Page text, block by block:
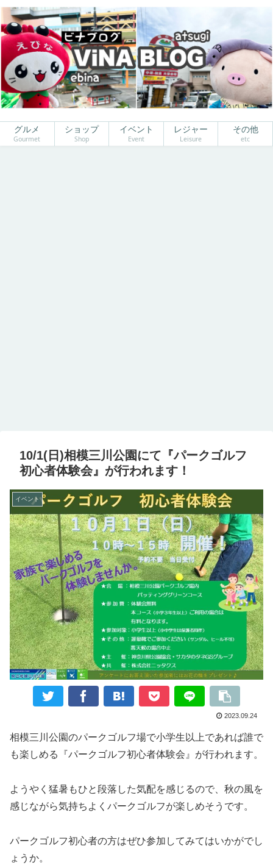
グルメ
Gourmet
ショップ
Shop
イベント
Event
レジャー
Leisure
その他
etc
10/1(日)相模三川公園にて『パークゴルフ
初心者体験会』が行われます！
イベント
2023.09.24
相模三川公園のパークゴルフ場で小学生以上であれば誰で
も楽しめる『パークゴルフ初心者体験会』が行われます。
ようやく猛暑もひと段落した気配を感じるので、秋の風を
感じながら気持ちよくパークゴルフが楽しめそうです。
パークゴルフ初心者の方はぜひ参加してみてはいかがでし
ょうか。